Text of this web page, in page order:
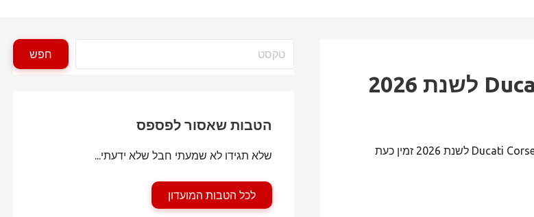
כמו בשנים הקודמות אנחנו שמחים לבשר לכם שספר המירוצים הרשמי של Ducati Corse לשנת 2026 זמין כעת
חפש
הטבות שאסור לפספס
שלא תגידו לא שמעתי חבל שלא ידעתי...
לכל הטבות המועדון